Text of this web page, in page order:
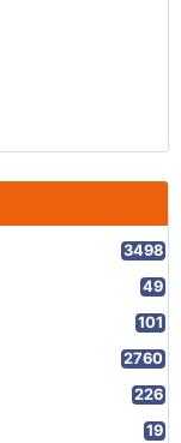
3498
49
101
2760
226
19